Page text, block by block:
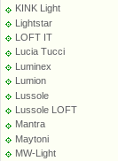
KINK Light
Lightstar
LOFT IT
Lucia Tucci
Luminex
Lumion
Lussole
Lussole LOFT
Mantra
Maytoni
MW-Light